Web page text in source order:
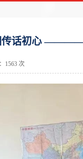
传话初心 ————
1563 次